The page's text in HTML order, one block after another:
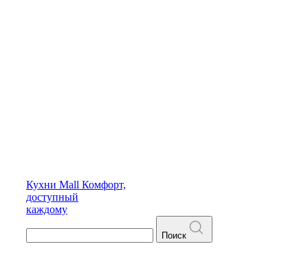
Кухни Mall Комфорт,
доступный
каждому
Поиск